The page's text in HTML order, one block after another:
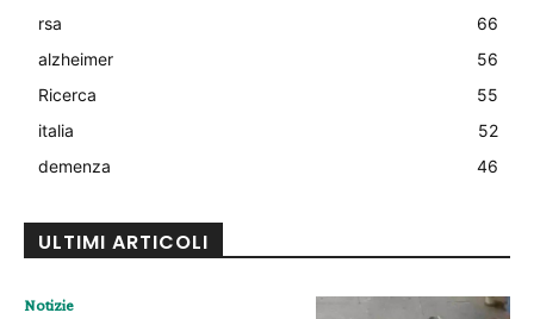
rsa
66
alzheimer
56
Ricerca
55
italia
52
demenza
46
ULTIMI ARTICOLI
Notizie